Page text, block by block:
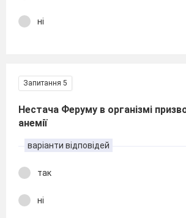
ні
Запитання 5
Нестача Феруму в організмі
анемії
варіанти відповідей
так
ні